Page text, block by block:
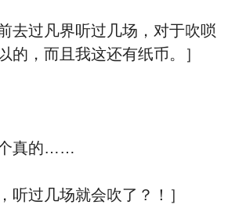
去过凡界听过几场，对于吹唢
的，而且我这还有纸币。］
个真的……
听过几场就会吹了？！］